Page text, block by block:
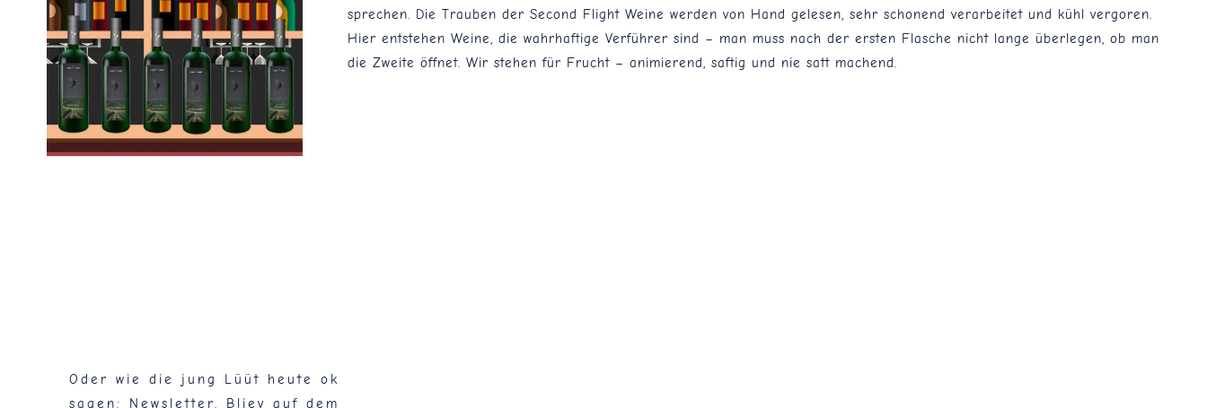
sprechen. Die Trauben der Second Flight Weine werden von Hand gelesen, sehr schonend verarbeitet und kühl vergoren.
Hier entstehen Weine, die wahrhaftige Verführer sind – man muss nach der ersten Flasche nicht lange überlegen, ob man
die Zweite öffnet. Wir stehen für Frucht – animierend, saftig und nie satt machend.
Oder wie die jung Lüüt heute ok
sagen: Newsletter. Bliev auf dem